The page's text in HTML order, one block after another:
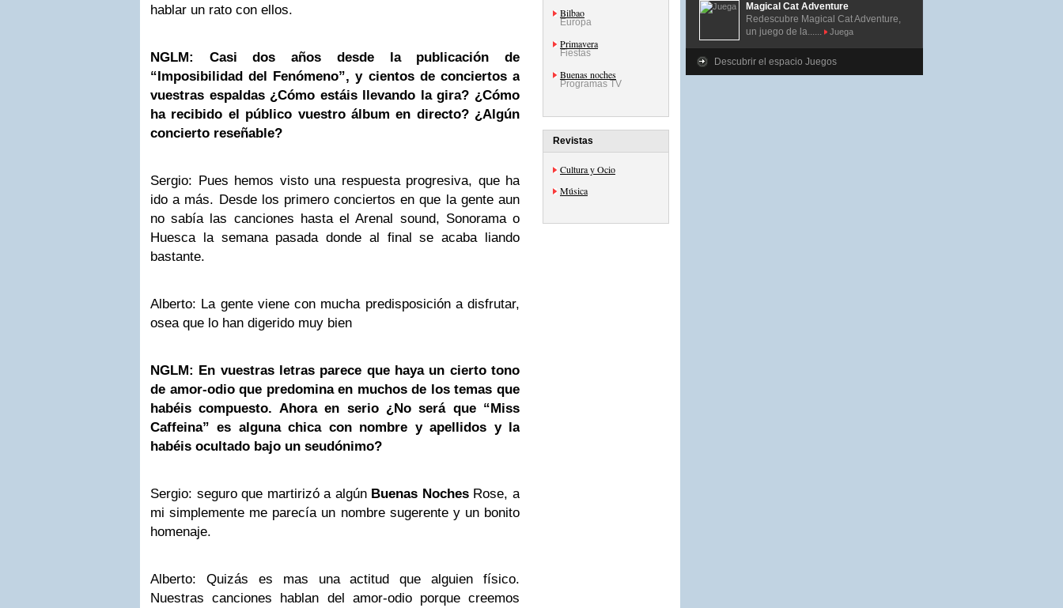
hablar un rato con ellos.
NGLM: Casi dos años desde la publicación de
“Imposibilidad del Fenómeno”, y cientos de conciertos a
vuestras espaldas ¿Cómo estáis llevando la gira? ¿Cómo
ha recibido el público vuestro álbum en directo? ¿Algún
concierto reseñable?
Sergio: Pues hemos visto una respuesta progresiva, que ha
ido a más. Desde los primero conciertos en que la gente aun
no sabía las canciones hasta el Arenal sound, Sonorama o
Huesca la semana pasada donde al final se acaba liando
bastante.
Alberto: La gente viene con mucha predisposición a disfrutar,
osea que lo han digerido muy bien
NGLM: En vuestras letras parece que haya un cierto tono
de amor-odio que predomina en muchos de los temas que
habéis compuesto. Ahora en serio ¿No será que “Miss
Caffeina” es alguna chica con nombre y apellidos y la
habéis ocultado bajo un seudónimo?
Sergio: seguro que martirizó a algún Buenas NochesRose, a
mi simplemente me parecía un nombre sugerente y un bonito
homenaje.
Alberto: Quizás es mas una actitud que alguien físico.
Nuestras canciones hablan del amor-odio porque creemos
Bilbao
Europa
Primavera
Fiestas
Buenas noches
Programas TV
Revistas
Cultura y Ocio
Música
Magical Cat Adventure
Redescubre Magical Cat Adventure,
un juego de la......
Juega
Descubrir el espacio Juegos